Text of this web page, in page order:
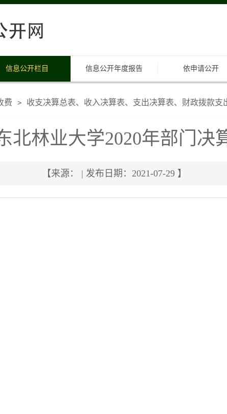
信息公开栏目 信息公开年度报告 依申请公开
费 > 收支决算总表、收入决算表、支出决算表、财政拨款支
北林业大学2020年部门决
【来源： | 发布日期：2021-07-29 】